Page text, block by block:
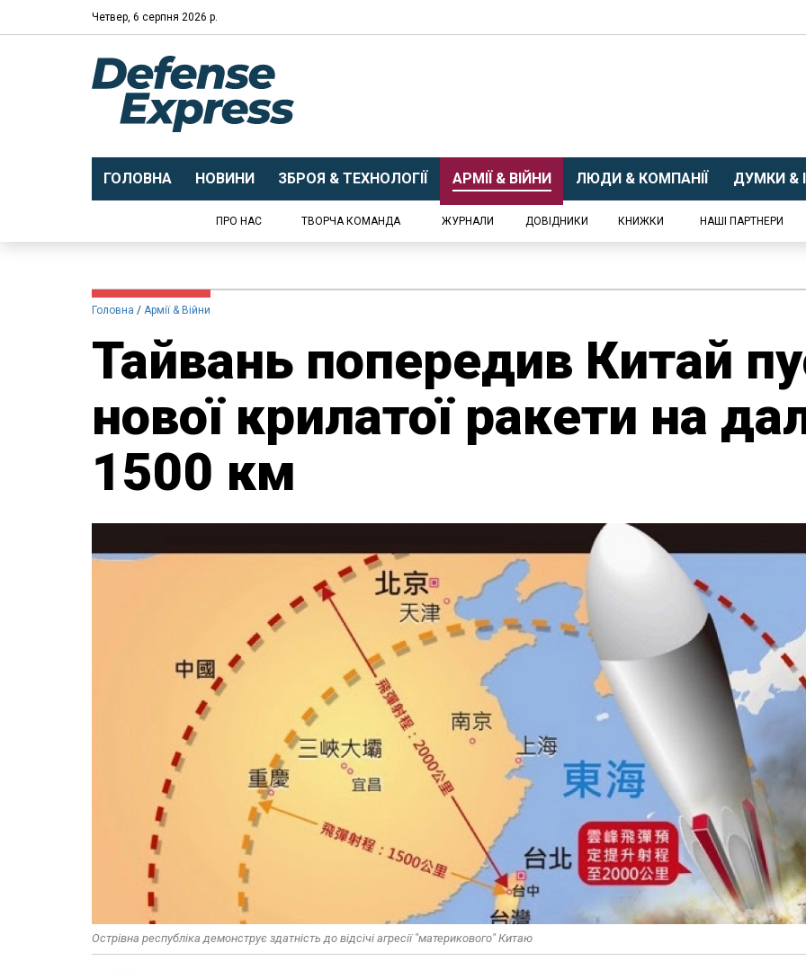
Четвер, 6 серпня 2026 р.
ГОЛОВНА НОВИНИ ЗБРОЯ & ТЕХНОЛОГІЇ АРМІЇ & ВІЙНИ ЛЮДИ & КОМПАНІЇ ДУМКИ &
ПРО НАС ТВОРЧА КОМАНДА ЖУРНАЛИ ДОВІДНИКИ КНИЖКИ НАШІ ПАРТНЕРИ
Головна Армії & Війни
Тайвань попередив Китай
нової крилатої ракети на
1500 км
Острівна республіка демонструє здатність до відсічі агресії "материкового" Китаю